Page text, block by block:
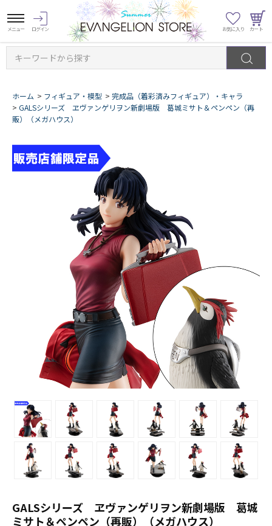
キーワードから探す
ホーム > フィギュア・模型 > 完成品（着彩済みフィギュア）・キャラ
> GALSシリーズ ヱヴァンゲリヲン新劇場版 葛城ミサト＆ペンペン（再
販）（メガハウス）
GALSシリーズ ヱヴァンゲリヲン新劇場版 葛城
ミサト＆ペンペン（再販）（メガハウス）